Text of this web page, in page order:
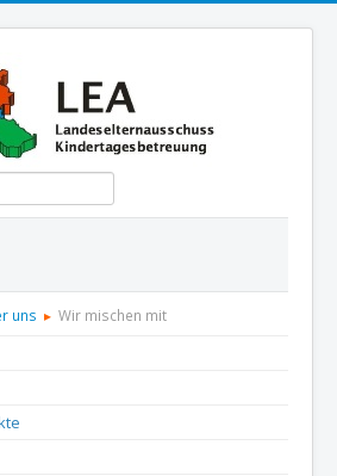
uns Aktuelles
uns Wir mischen mit